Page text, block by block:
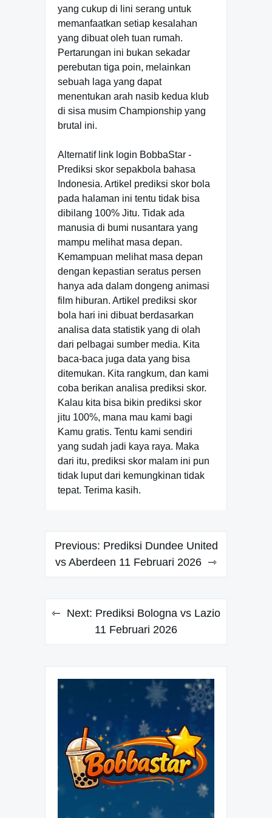
yang cukup di lini serang untuk
memanfaatkan setiap kesalahan
yang dibuat oleh tuan rumah.
Pertarungan ini bukan sekadar
perebutan tiga poin, melainkan
sebuah laga yang dapat
menentukan arah nasib kedua klub
di sisa musim Championship yang
brutal ini.
Alternatif link login BobbaStar -
Prediksi skor sepakbola bahasa
Indonesia. Artikel prediksi skor bola
pada halaman ini tentu tidak bisa
dibilang 100% Jitu. Tidak ada
manusia di bumi nusantara yang
mampu melihat masa depan.
Kemampuan melihat masa depan
dengan kepastian seratus persen
hanya ada dalam dongeng animasi
film hiburan. Artikel prediksi skor
bola hari ini dibuat berdasarkan
analisa data statistik yang di olah
dari pelbagai sumber media. Kita
baca-baca juga data yang bisa
ditemukan. Kita rangkum, dan kami
coba berikan analisa prediksi skor.
Kalau kita bisa bikin prediksi skor
jitu 100%, mana mau kami bagi
Kamu gratis. Tentu kami sendiri
yang sudah jadi kaya raya. Maka
dari itu, prediksi skor malam ini pun
tidak luput dari kemungkinan tidak
tepat. Terima kasih.
Navigasi
pos
Previous: Prediksi Dundee United
vs Aberdeen 11 Februari 2026
Next: Prediksi Bologna vs Lazio
11 Februari 2026